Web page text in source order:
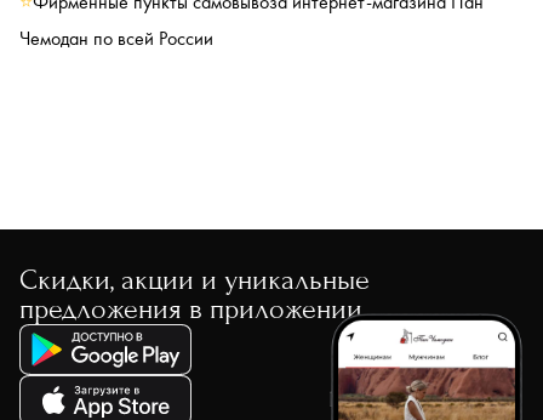
Чемодан по всей России
Скидки, акции и уникальные
предложения в приложении